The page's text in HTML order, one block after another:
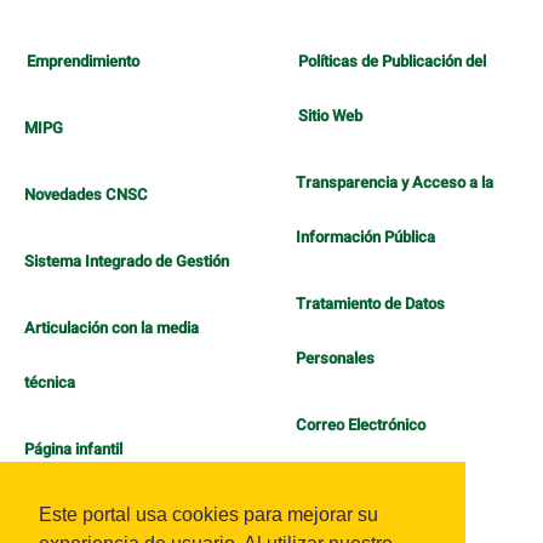
Este portal usa cookies para mejorar su
Emprendimiento
MIPG
Novedades CNSC
Sistema Integrado de Gestión
Articulación con la media
técnica
Página infantil
Políticas de Publicación del
Sitio Web
Transparencia y Acceso a la
Información Pública
Tratamiento de Datos
Personales
Correo Electrónico